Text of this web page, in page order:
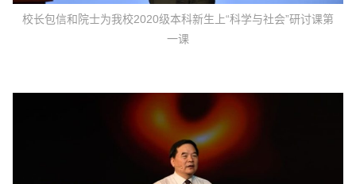
校长包信和院士为我校2020级本科新生上“科学与社会”研讨课第
一课